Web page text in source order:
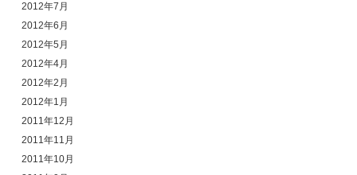
2012年7月
2012年6月
2012年5月
2012年4月
2012年2月
2012年1月
2011年12月
2011年11月
2011年10月